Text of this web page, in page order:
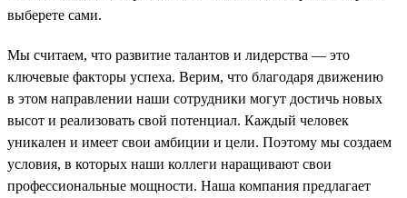
выберете сами.
Мы считаем, что развитие талантов и лидерства — это
ключевые факторы успеха. Верим, что благодаря движению
в этом направлении наши сотрудники могут достичь новых
высот и реализовать свой потенциал. Каждый человек
уникален и имеет свои амбиции и цели. Поэтому мы создаем
условия, в которых наши коллеги наращивают свои
профессиональные мощности. Наша компания предлагает